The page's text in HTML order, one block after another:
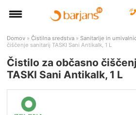
Domov » Čistilna sredstva » Sanitarije in
čiščenje sanitarij TASKI Sani Antikalk, 1 L
Čistilo za občasno
TASKI Sani Antikalk, 1 L